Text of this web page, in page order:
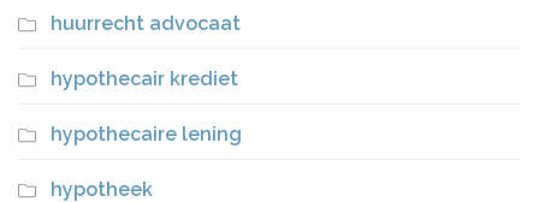
huurrecht advocaat
hypothecair krediet
hypothecaire lening
hypotheek